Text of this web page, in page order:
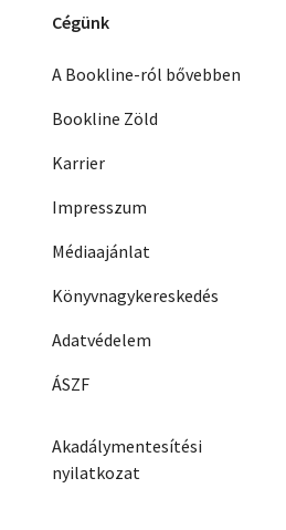
Cégünk
A Bookline-ról bővebben
Bookline Zöld
Karrier
Impresszum
Médiaajánlat
Könyvnagykereskedés
Adatvédelem
ÁSZF
Akadálymentesítési
nyilatkozat